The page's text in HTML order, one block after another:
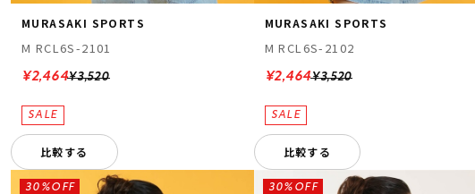
MURASAKI SPORTS
M RCL6S-2101
¥3,520
¥2,464
比較する
MURASAKI SPORTS
M RCL6S-2102
¥3,520
¥2,464
比較する
30%OFF 30%OFF